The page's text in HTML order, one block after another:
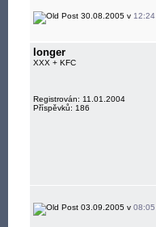
30.08.2005 v 12:24
longer
XXX + KFC
Registrován: 11.01.2004
Příspěvků: 186
03.09.2005 v 08:05